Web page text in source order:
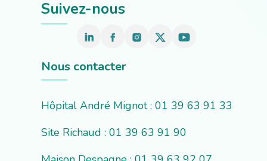
Suivez-nous
Nous contacter
Hôpital André Mignot : 01 39 63 91 33
Site Richaud : 01 39 63 91 90